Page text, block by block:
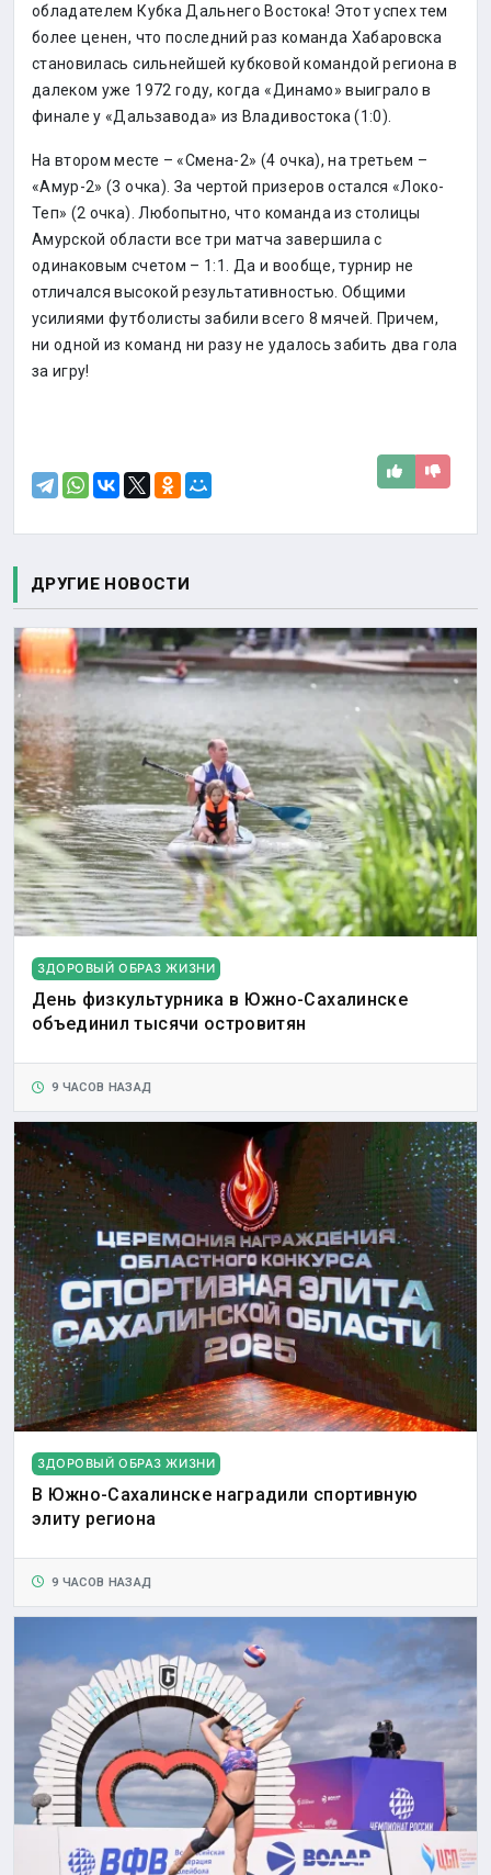
обладателем Кубка Дальнего Востока! Этот успех тем
более ценен, что последний раз команда Хабаровска
становилась сильнейшей кубковой командой региона в
далеком уже 1972 году, когда «Динамо» выиграло в
финале у «Дальзавода» из Владивостока (1:0).
На втором месте – «Смена-2» (4 очка), на третьем –
«Амур-2» (3 очка). За чертой призеров остался «Локо-
Теп» (2 очка). Любопытно, что команда из столицы
Амурской области все три матча завершила с
одинаковым счетом – 1:1. Да и вообще, турнир не
отличался высокой результативностью. Общими
усилиями футболисты забили всего 8 мячей. Причем,
ни одной из команд ни разу не удалось забить два гола
за игру!
ДРУГИЕ НОВОСТИ
ЗДОРОВЫЙ ОБРАЗ ЖИЗНИ
День физкультурника в Южно-Сахалинске
объединил тысячи островитян
9 ЧАСОВ НАЗАД
ЗДОРОВЫЙ ОБРАЗ ЖИЗНИ
В Южно-Сахалинске наградили спортивную
элиту региона
9 ЧАСОВ НАЗАД